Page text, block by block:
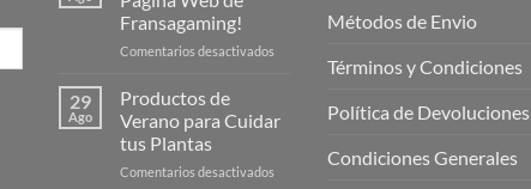
Fransagaming!
Comentarios desactivados
Página
29
Ago
Productos de
Verano para Cuidar
tus Plantas
Comentarios desactivados
Métodos de Envio
Términos y Condiciones
Política de Devoluciones
Condiciones Generales